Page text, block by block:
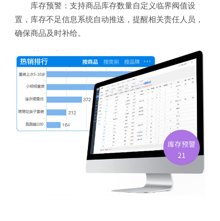
库存预警：支持商品库存数量自定义临界阀值设
置，库存不足信息系统自动推送，提醒相关责任人员，
确保商品及时补给。